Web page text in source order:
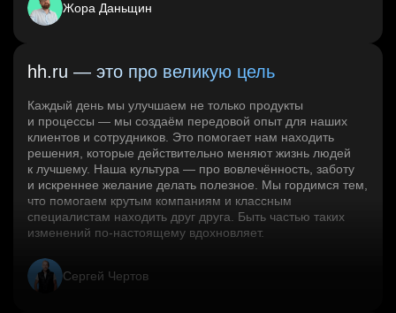
Жора Даньщин
hh.ru — это про великую цель
Каждый день мы улучшаем не только продукты
и процессы — мы создаём передовой опыт для наших
клиентов и сотрудников. Это помогает нам находить
решения, которые действительно меняют жизнь людей
к лучшему. Наша культура — про вовлечённость, заботу
и искреннее желание делать полезное. Мы гордимся тем,
что помогаем крутым компаниям и классным
специалистам находить друг друга. Быть частью таких
изменений по‑настоящему вдохновляет.
Сергей Чертов